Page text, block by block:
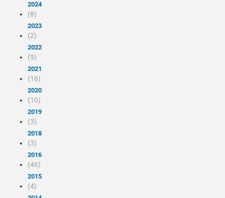
2024
(8)
2023
(2)
2022
(9)
2021
(16)
2020
(10)
2019
(3)
2018
(3)
2016
(46)
2015
(4)